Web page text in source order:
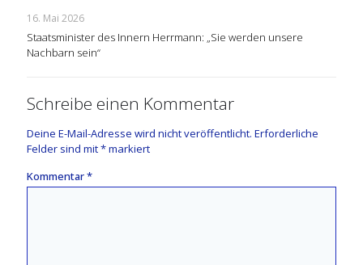
16. Mai 2026
Staatsminister des Innern Herrmann: „Sie werden unsere
Nachbarn sein“
Schreibe einen Kommentar
Deine E-Mail-Adresse wird nicht veröffentlicht. Erforderliche
Felder sind mit*markiert
Kommentar*